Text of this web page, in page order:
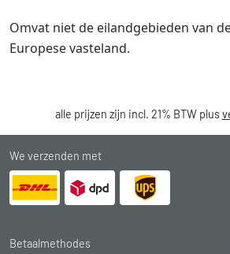
Omvat niet de eilandgebieden van
Europese vasteland.
alle prijzen zijn incl. 21% BTW plus
We verzenden met
Betaalmethodes